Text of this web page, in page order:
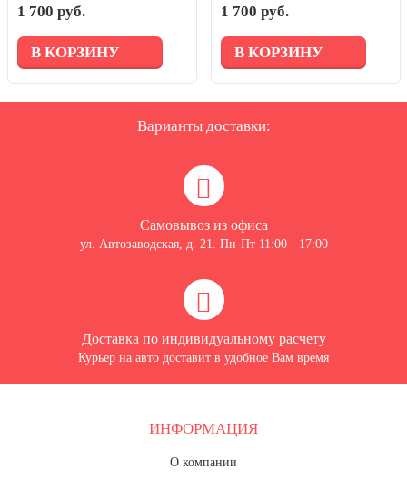
1 700 руб.
В КОРЗИНУ
1 700 руб.
В КОРЗИНУ
Варианты доставки:
Самовывоз из офиса
ул. Автозаводская, д. 21. Пн-Пт 11:00 - 17:00
Доставка по индивидуальному расчету
Курьер на авто доставит в удобное Вам время
ИНФОРМАЦИЯ
О компании